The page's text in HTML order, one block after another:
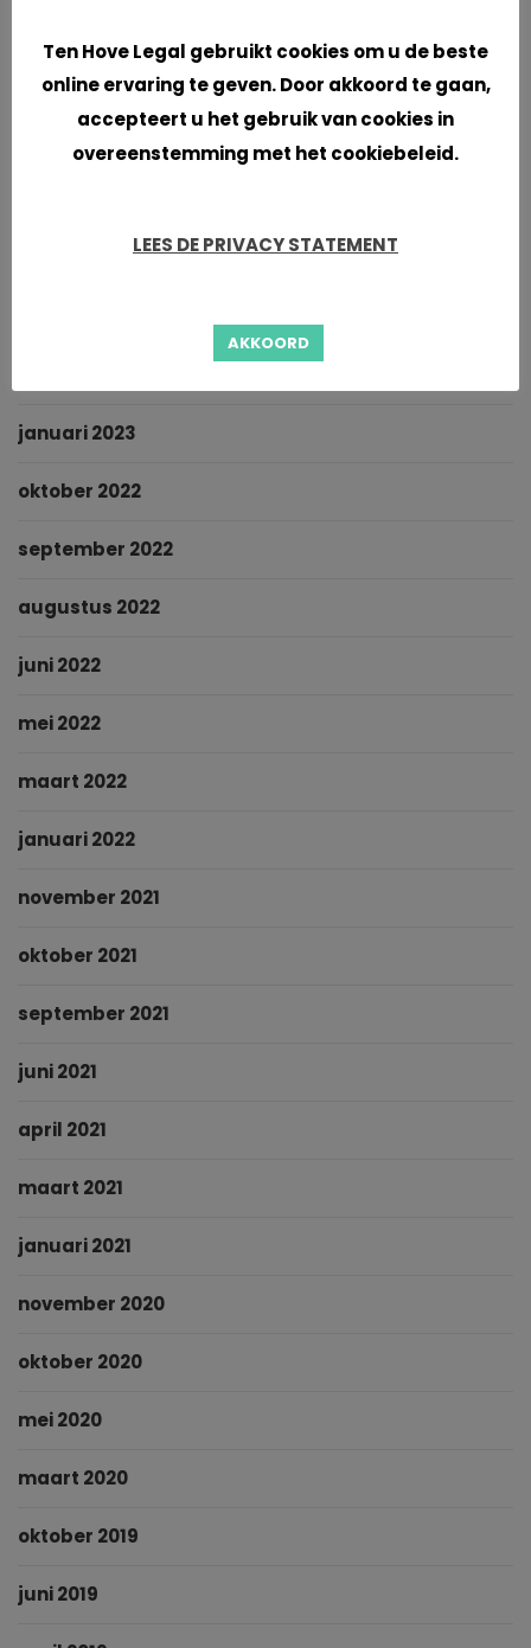
november 2023
september 2023
januari 2023
oktober 2022
september 2022
augustus 2022
juni 2022
mei 2022
maart 2022
januari 2022
november 2021
oktober 2021
september 2021
juni 2021
april 2021
maart 2021
januari 2021
november 2020
oktober 2020
mei 2020
maart 2020
oktober 2019
juni 2019
Ten Hove Legal gebruikt cookies om u de beste
online ervaring te geven. Door akkoord te gaan,
accepteert u het gebruik van cookies in
overeenstemming met het cookiebeleid.
LEES DE PRIVACY STATEMENT
AKKOORD